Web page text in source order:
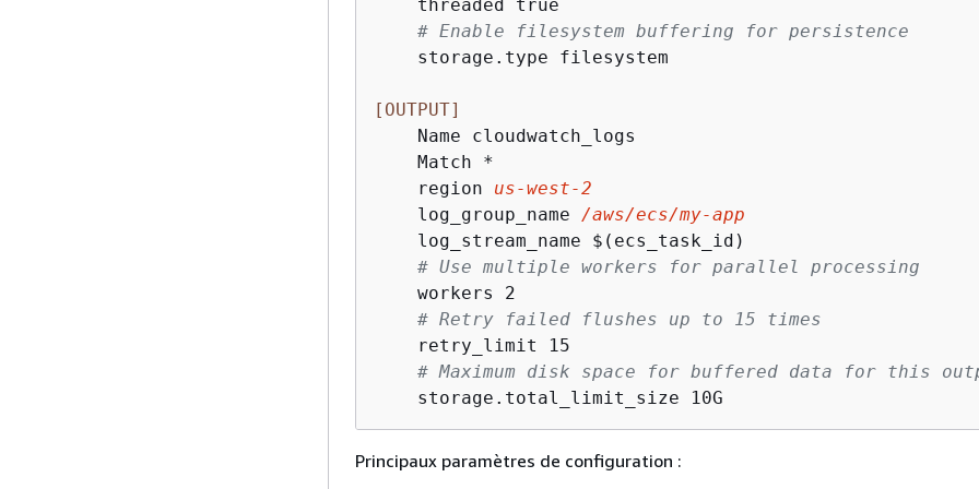
    threaded true
# Enable filesystem buffering for persistence
    storage.type filesystem
[OUTPUT]
    Name cloudwatch_logs
    Match *
    region
us-west-2
    log_group_name
/aws/ecs/my-app
    log_stream_name $(ecs_task_id)
# Use multiple workers for parallel processing
    workers 2
# Retry failed flushes up to 15 times
    retry_limit 15
# Maximum disk space for buffered data for this
    storage.total_limit_size 10G
Principaux paramètres de configuration :